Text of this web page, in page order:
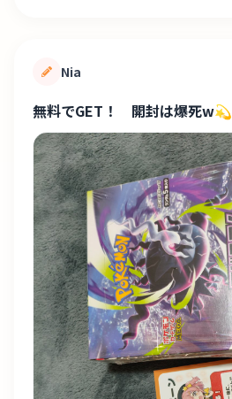
Nia
無料でGET！ 開封は爆死w💫